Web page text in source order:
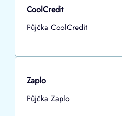
CoolCredit
Půjčka CoolCredit
Zaplo
Půjčka Zaplo